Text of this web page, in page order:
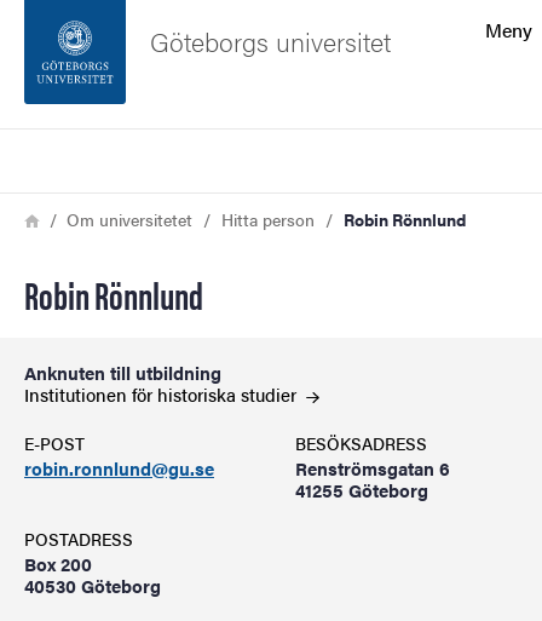
Sidfoten
Meny
Göteborgs universitet
Länkstig
HemOm universitetet Hitta person Robin Rönnlund
Robin Rönnlund
Anknuten till utbildning
Institutionen för historiska studier
E-POST
robin.ronnlund@gu.se
BESÖKSADRESS
Renströmsgatan 6
41255 Göteborg
POSTADRESS
Box 200
40530 Göteborg